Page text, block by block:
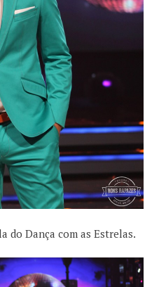
do Dança com as Estrelas.